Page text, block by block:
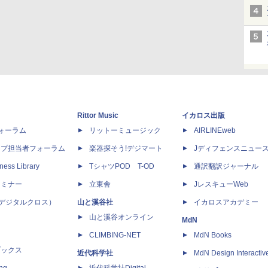
ーラム
担当者フォーラム
Library
ナー
ジタルクロス）
クス
Rittor Music
リットーミュージック
楽器探そう!デジマート
TシャツPOD T-OD
立東舎
山と溪谷社
山と溪谷オンライン
CLIMBING-NET
近代科学社
イカロス出版
AIRLINEweb
Jディフェンスニュー
通訳翻訳ジャーナル
JレスキューWeb
イカロスアカデミー
MdN
MdN Books
MdN Design